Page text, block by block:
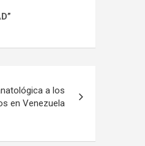
a los
en Venezuela